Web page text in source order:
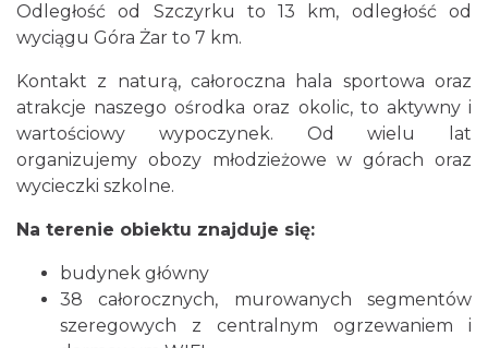
Odległość od Szczyrku to 13 km, odległość od
wyciągu Góra Żar to 7 km.
Kontakt z naturą, całoroczna hala sportowa oraz
atrakcje naszego ośrodka oraz okolic, to aktywny i
wartościowy wypoczynek. Od wielu lat
organizujemy obozy młodzieżowe w górach oraz
wycieczki szkolne.
Na terenie obiektu znajduje się:
budynek główny
38 całorocznych, murowanych segmentów
szeregowych z centralnym ogrzewaniem i